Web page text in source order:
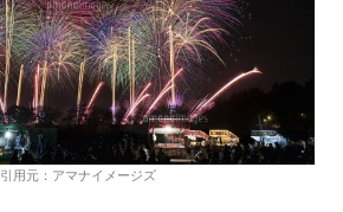
引用元：アマナイメージズ